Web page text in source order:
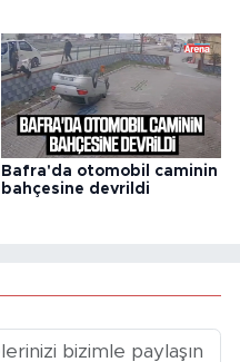
Bafra'da otomobil caminin
bahçesine devrildi